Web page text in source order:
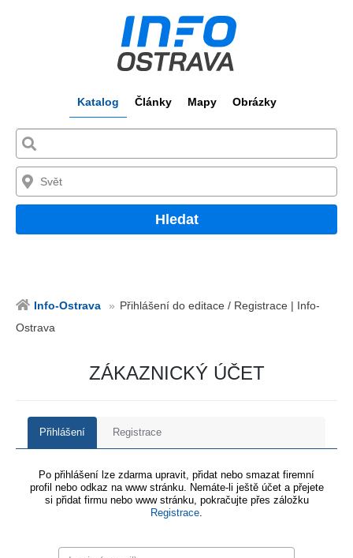
Katalog Články Mapy Obrázky
Hledat
Info-Ostrava
Přihlášení do editace / Registrace | Info-
Ostrava
ZÁKAZNICKÝ ÚČET
Přihlášení Registrace
Po přihlášení lze zdarma upravit, přidat nebo smazat firemní
profil nebo odkaz na www stránku. Nemáte-li ještě účet a přejete
si přidat firmu nebo www stránku, pokračujte přes záložku
Registrace.